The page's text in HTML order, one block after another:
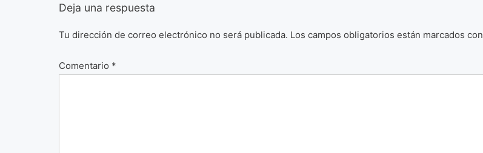
Deja una respuesta
Tu dirección de correo electrónico no será publicada. Los campos obligatorios están marcados con
Comentario *